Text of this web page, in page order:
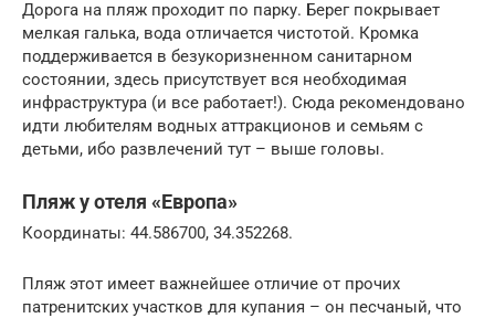
Дорога на пляж проходит по парку. Берег покрывает
мелкая галька, вода отличается чистотой. Кромка
поддерживается в безукоризненном санитарном
состоянии, здесь присутствует вся необходимая
инфраструктура (и все работает!). Сюда рекомендовано
идти любителям водных аттракционов и семьям с
детьми, ибо развлечений тут – выше головы.
Пляж у отеля «Европа»
Координаты: 44.586700, 34.352268.
Пляж этот имеет важнейшее отличие от прочих
патренитских участков для купания – он песчаный, что